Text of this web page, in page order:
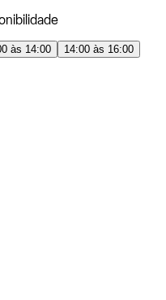
às 14:00
14:00 às 16:00